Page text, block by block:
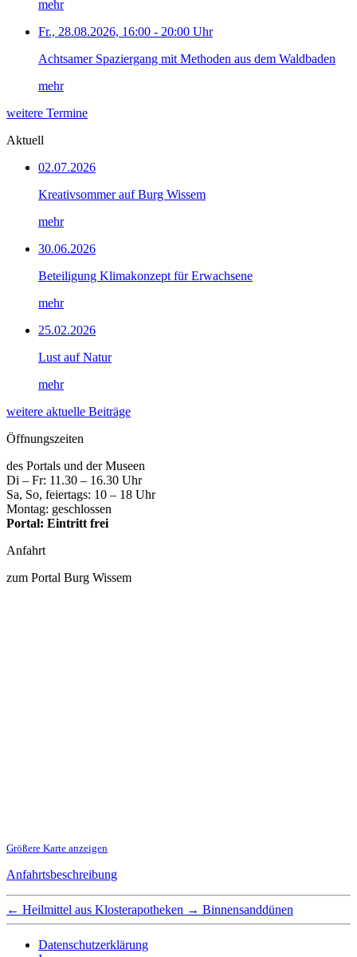
mehr
Fr., 28.08.2026, 16:00 - 20:00 Uhr
Achtsamer Spaziergang mit Methoden aus dem Waldbaden
mehr
weitere Termine
Aktuell
02.07.2026
Kreativsommer auf Burg Wissem
mehr
30.06.2026
Beteiligung Klimakonzept für Erwachsene
mehr
25.02.2026
Lust auf Natur
mehr
weitere aktuelle Beiträge
Öffnungszeiten
des Portals und der Museen
Di – Fr: 11.30 – 16.30 Uhr
Sa, So, feiertags: 10 – 18 Uhr
Montag: geschlossen
Portal: Eintritt frei
Anfahrt
zum Portal Burg Wissem
Größere Karte anzeigen
Anfahrtsbeschreibung
← Heilmittel aus Klosterapotheken → Binnensanddünen
Datenschutzerklärung